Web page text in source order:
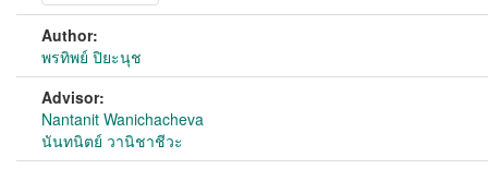
Author:
พรทิพย์ ปิยะนุช
Advisor:
Nantanit Wanichacheva
นันทนิตย์ วานิชาชีวะ